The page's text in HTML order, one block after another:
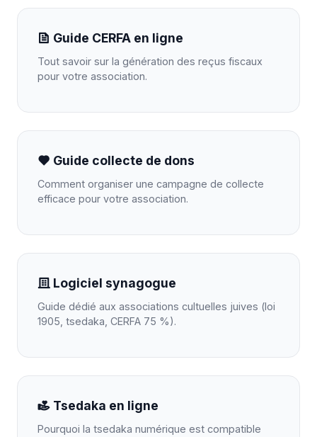
Guide CERFA en ligne
Tout savoir sur la génération des reçus fiscaux
pour votre association.
Guide collecte de dons
Comment organiser une campagne de collecte
efficace pour votre association.
Logiciel synagogue
Guide dédié aux associations cultuelles juives (loi
1905, tsedaka, CERFA 75 %).
Tsedaka en ligne
Pourquoi la tsedaka numérique est compatible